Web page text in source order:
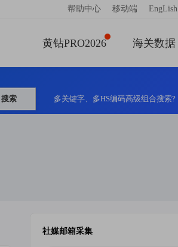
帮助中心 移动端 EngLish
黄钻PRO2026 海关数据
搜索 多关键字、多HS编码高级组合搜索?
社媒邮箱采集